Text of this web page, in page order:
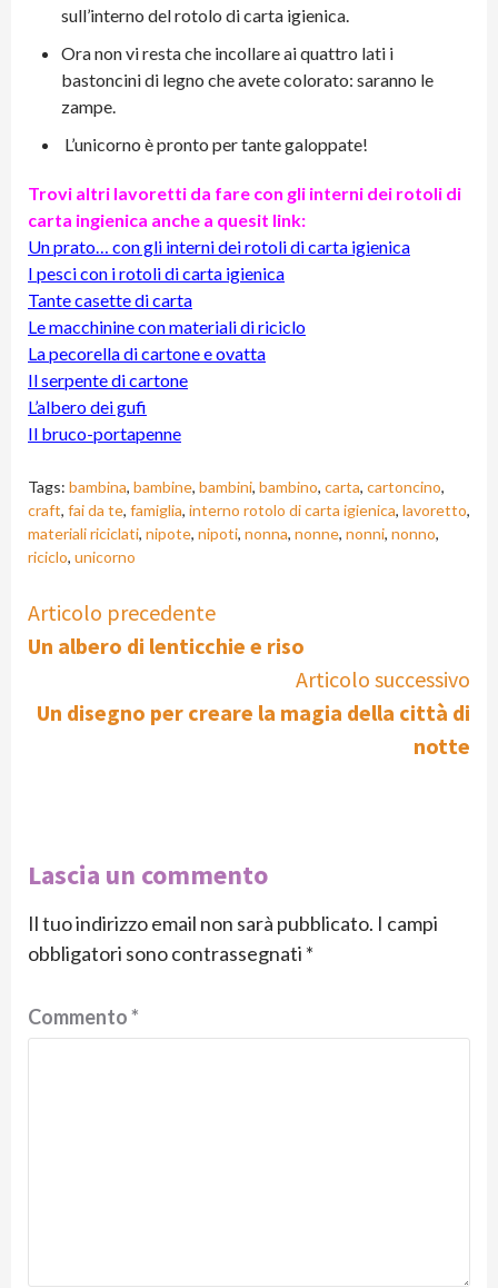
sull’interno del rotolo di carta igienica.
Ora non vi resta che incollare ai quattro lati i
bastoncini di legno che avete colorato: saranno le
zampe.
L’unicorno è pronto per tante galoppate!
Trovi altri lavoretti da fare con gli interni dei rotoli di
carta ingienica anche a quesit link:
Un prato… con gli interni dei rotoli di carta igienica
I pesci con i rotoli di carta igienica
Tante casette di carta
Le macchinine con materiali di riciclo
La pecorella di cartone e ovatta
Il serpente di cartone
L’albero dei gufi
Il bruco-portapenne
Tags: bambina, bambine, bambini, bambino, carta, cartoncino,
craft, fai da te, famiglia, interno rotolo di carta igienica, lavoretto,
materiali riciclati, nipote, nipoti, nonna, nonne, nonni, nonno,
riciclo, unicorno
Continue
Reading
Articolo precedente
Un albero di lenticchie e riso
Articolo successivo
Un disegno per creare la magia della città di
notte
Lascia un commento
Il tuo indirizzo email non sarà pubblicato. I campi
obbligatori sono contrassegnati *
Commento*